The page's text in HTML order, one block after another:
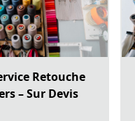
Retouche
– Sur Devis